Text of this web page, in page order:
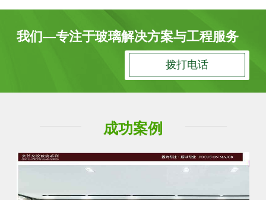
我们—专注于玻璃解决方案与工程服务
拨打电话
成功案例